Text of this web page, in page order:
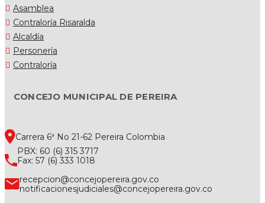
Asamblea
Contraloría Risaralda
Alcaldía
Personería
Contraloría
CONCEJO MUNICIPAL DE PEREIRA
Carrera 6ª No 21-62 Pereira Colombia
PBX: 60 (6) 315 3717
Fax: 57 (6) 333 1018
recepcion@concejopereira.gov.co
notificacionesjudiciales@concejopereira.gov.co